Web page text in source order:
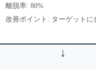
離脱率: 80%
改善ポイント: ターゲットに
↓